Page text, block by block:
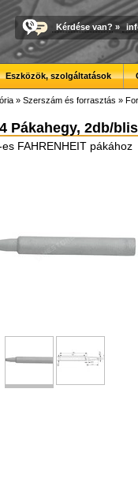
Kérdése van? »
Eszközök, szolgáltatások
» Szerszám és forrasztás »
Pákahegy, 2db/
es FAHRENHEIT pákához